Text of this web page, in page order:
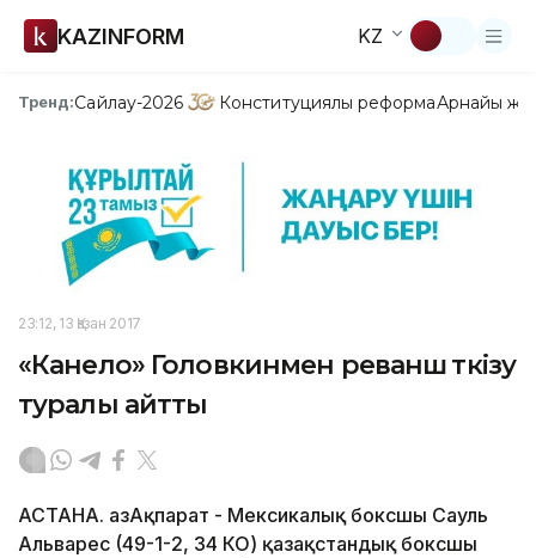
KAZINFORM KZ
Тренд:Сайлау-2026 Конституциялық реформаАрнайы
23:12, 13 Қазан 2017
«Канело» Головкинмен реванш өткізу
туралы айтты
АСТАНА. ҚазАқпарат - Мексикалық боксшы Сауль
Альварес (49-1-2, 34 КО) қазақстандық боксшы